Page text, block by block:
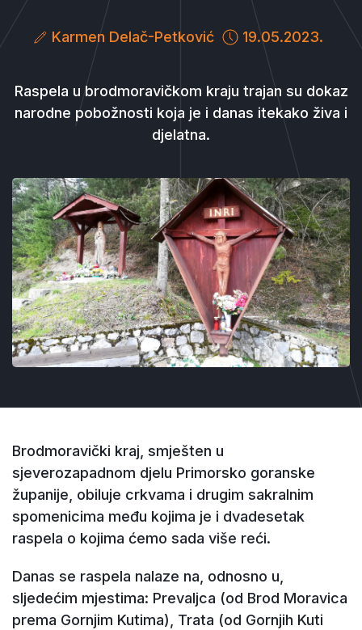
Karmen Delač-Petković 19.05.2023.
Raspela u brodmoravičkom kraju trajan su dokaz
narodne pobožnosti koja je i danas itekako živa i
djelatna.
Brodmoravički kraj, smješten u
sjeverozapadnom djelu Primorsko goranske
županije, obiluje crkvama i drugim sakralnim
spomenicima među kojima je i dvadesetak
raspela o kojima ćemo sada više reći.
Danas se raspela nalaze na, odnosno u,
sljedećim mjestima: Prevaljca (od Brod Moravica
prema Gornjim Kutima), Trata (od Gornjih Kuti